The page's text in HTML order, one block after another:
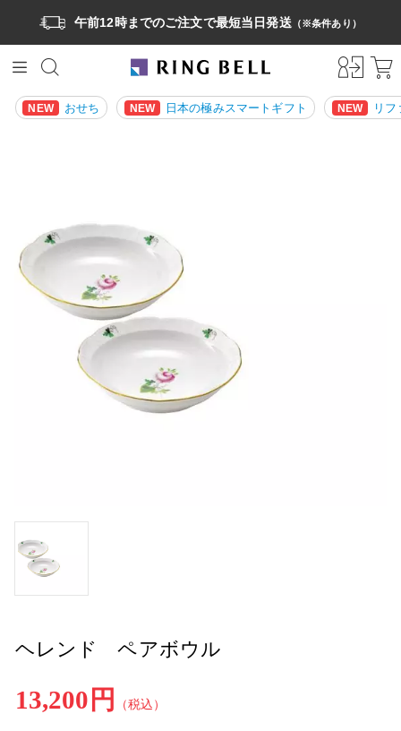
午前12時までのご注文で最短当日発送（※条件あり）
NEW おせち NEW 日本の極みスマートギフト NEW リ
ヘレンド ペアボウル
13,200円 （税込）